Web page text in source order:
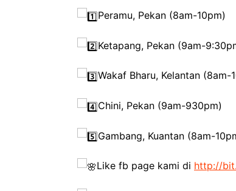
Peramu, Pekan (8am-10pm)
Ketapang, Pekan (9am-
Wakaf Bharu, Kelantan (8am-
Chini, Pekan (9am-930pm)
Gambang, Kuantan (8am-
Like fb page kami di http://